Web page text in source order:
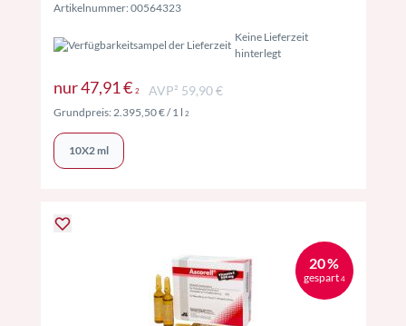
Artikelnummer: 00564323
Keine Lieferzeit
hinterlegt
nur47,91 € 2Preise inkl. MwSt. ggf. zzgl. Versand
AVP² 59,90 €
Grundpreis:2.395,50 €/ 1 l 2Preise inkl. MwSt. ggf. zzgl. Versand
10X2 ml
20 %
gespart 4